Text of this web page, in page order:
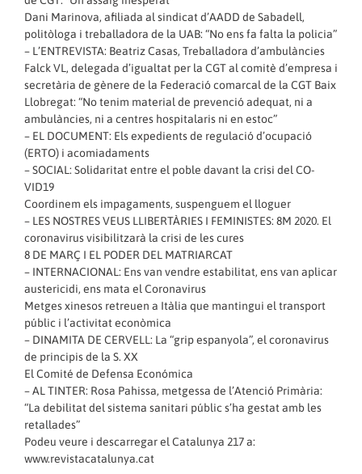
Dani Marinova, afiliada al sindicat d’AADD de Sabadell,
politòloga i treballadora de la UAB: “No ens fa falta la policia”
– L’ENTREVISTA: Beatriz Casas, Treballadora d’ambulàncies
Falck VL, delegada d’igualtat per la CGT al comitè d’empresa i
secretària de gènere de la Federació comarcal de la CGT Baix
Llobregat: “No tenim material de prevenció adequat, ni a
ambulàncies, ni a centres hospitalaris ni en estoc”
– EL DOCUMENT: Els expedients de regulació d’ocupació
(ERTO) i acomiadaments
– SOCIAL: Solidaritat entre el poble davant la crisi del CO-
VID19
Coordinem els impagaments, suspenguem el lloguer
– LES NOSTRES VEUS LLIBERTÀRIES I FEMINISTES: 8M 2020. El
coronavirus visibilitzarà la crisi de les cures
8 DE MARÇ I EL PODER DEL MATRIARCAT
– INTERNACIONAL: Ens van vendre estabilitat, ens van aplicar
austericidi, ens mata el Coronavirus
Metges xinesos retreuen a Itàlia que mantingui el transport
públic i l’activitat econòmica
– DINAMITA DE CERVELL: La “grip espanyola”, el coronavirus
de principis de la S. XX
El Comité de Defensa Económica
– AL TINTER: Rosa Pahissa, metgessa de l’Atenció Primària:
“La debilitat del sistema sanitari públic s’ha gestat amb les
retallades”
Podeu veure i descarregar el Catalunya 217 a:
www.revistacatalunya.cat